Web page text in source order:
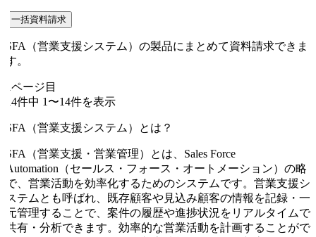
一括資料請求
（営業支援システム）の製品にまとめて資料請求できま
。
ページ目
件中1 〜14件を表示
（営業支援システム）とは？
（営業支援・営業管理）とは、Sales Force
（セールス・フォース・オートメーション）の略
、営業活動を効率化するためのシステムです。営業支援シ
テムとも呼ばれ、既存顧客や見込み顧客の情報を記録・一
管理することで、案件の履歴や進捗状況をリアルタイムで
有・分析できます。効率的な営業活動を計画することがで